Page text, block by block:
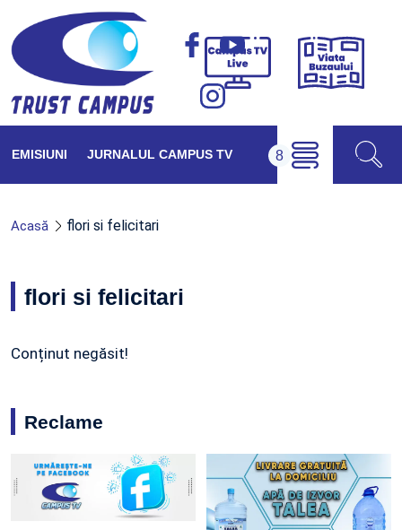
Campus
Viața
EMISIUNI JURNALUL CAMPUS TV
Acasă flori si felicitari
flori si felicitari
Conținut negăsit!
Reclame